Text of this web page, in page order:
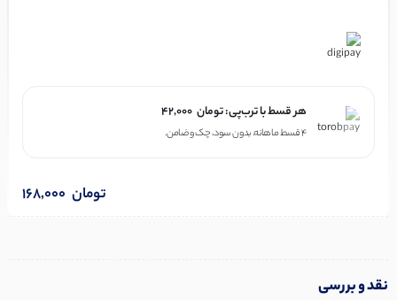
هر قسط با ترب‌پی: 42,000 تومان
۴ قسط ماهانه. بدون سود، چک و ضامن.
168,000 تومان
نقد و بررسی